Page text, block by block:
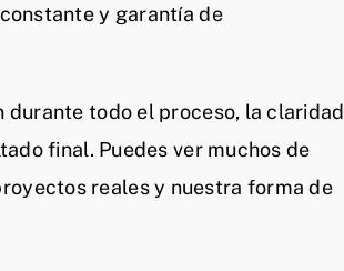
y garantía de
todo el proceso, la claridad
final. Puedes ver muchos de
reales y nuestra forma de